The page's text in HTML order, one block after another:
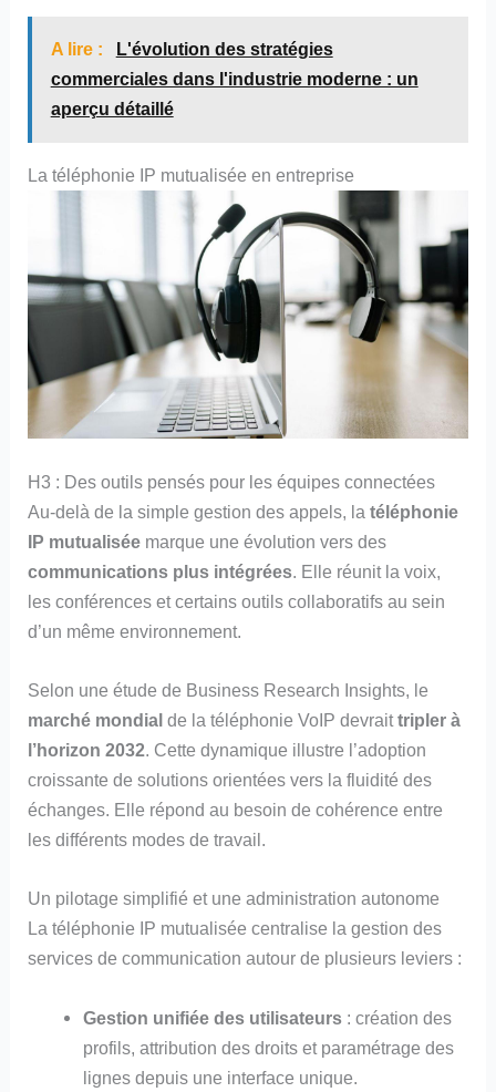
A lire :
L'évolution des stratégies
commerciales dans l'industrie moderne : un
aperçu détaillé
La téléphonie IP mutualisée en entreprise
H3 : Des outils pensés pour les équipes connectées
Au-delà de la simple gestion des appels, latéléphonie
IP mutualisée marque une évolution vers des
communications plus intégrées. Elle réunit la voix,
les conférences et certains outils collaboratifs au sein
d’un même environnement.
Selon une étude de Business Research Insights, le
marché mondial de la téléphonie VoIP devraittripler à
l’horizon 2032. Cette dynamique illustre l’adoption
croissante de solutions orientées vers la fluidité des
échanges. Elle répond au besoin de cohérence entre
les différents modes de travail.
Un pilotage simplifié et une administration autonome
La téléphonie IP mutualisée centralise la gestion des
services de communication autour de plusieurs leviers :
Gestion unifiée des utilisateurs : création des
profils, attribution des droits et paramétrage des
lignes depuis une interface unique.